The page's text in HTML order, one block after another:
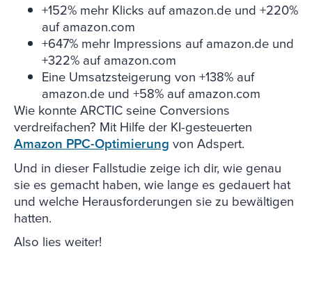
+152% mehr Klicks auf amazon.de und +220%
auf amazon.com
+647% mehr Impressions auf amazon.de und
+322% auf amazon.com
Eine Umsatzsteigerung von +138% auf
amazon.de und +58% auf amazon.com
Wie konnte ARCTIC seine Conversions
verdreifachen? Mit Hilfe der KI-gesteuerten
Amazon PPC-Optimierung von Adspert.
Und in dieser Fallstudie zeige ich dir, wie genau
sie es gemacht haben, wie lange es gedauert hat
und welche Herausforderungen sie zu bewältigen
hatten.
Also lies weiter!